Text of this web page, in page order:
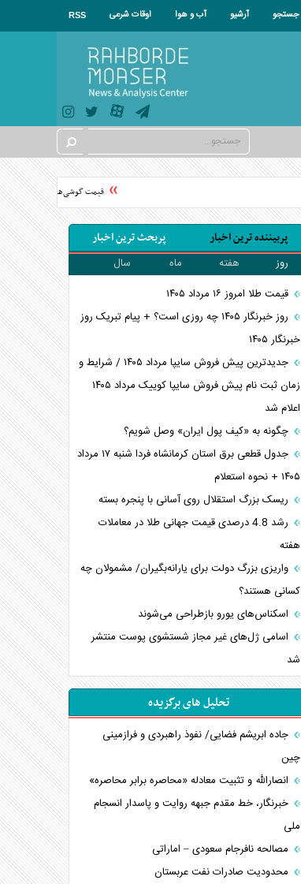
جستجو آرشیو آب و هوا اوقات شرعی RSS
قیمت گوشی‌های موبایل در سال ۱۴۰۵ چقدر گران شد؟
پربیننده ترین اخبار پربحث ترین اخبار
روز هفته ماه
سال
قیمت طلا امروز ۱۶ مرداد ۱۴۰۵
روز خبرنگار ۱۴۰۵ چه روزی است؟ + پیام تبریک روز
خبرنگار ۱۴۰۵
جدیدترین پیش فروش سایپا مرداد ۱۴۰۵ / شرایط و
زمان ثبت نام پیش فروش سایپا کوییک مرداد ۱۴۰۵
اعلام شد
چگونه به «کیف پول ایران» وصل شویم؟
جدول قطعی برق استان کرمانشاه فردا شنبه ۱۷ مرداد
۱۴۰۵ + نحوه استعلام
ریسک بزرگ استقلال روی آسانی با پنجره بسته
رشد 4.8 درصدی قیمت جهانی طلا در معاملات
هفته
واریزی بزرگ دولت برای یارانه‌بگیران/ مشمولان چه
کسانی هستند؟
اسکناس‌های یورو بازطراحی می‌شوند
اسامی ژل‌های غیر مجاز شستشوی پوست منتشر
شد
تحلیل های برگزیده
جاده ابریشم فضایی/ نفوذ راهبردی و فرازمینی
چین
انصارالله و تثبیت معادله «محاصره برابر محاصره»
خبرنگار، خط مقدم جبهه روایت و پاسدار انسجام
ملی
مصالحه نافرجام سعودی – اماراتی
محدودیت صادرات نفت عربستان